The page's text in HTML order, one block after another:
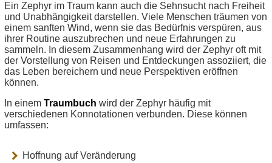
Ein Zephyr im Traum kann auch die Sehnsucht nach Freiheit
und Unabhängigkeit darstellen. Viele Menschen träumen von
einem sanften Wind, wenn sie das Bedürfnis verspüren, aus
ihrer Routine auszubrechen und neue Erfahrungen zu
sammeln. In diesem Zusammenhang wird der Zephyr oft mit
der Vorstellung von Reisen und Entdeckungen assoziiert, die
das Leben bereichern und neue Perspektiven eröffnen
können.
In einem Traumbuch wird der Zephyr häufig mit
verschiedenen Konnotationen verbunden. Diese können
umfassen:
Hoffnung auf Veränderung